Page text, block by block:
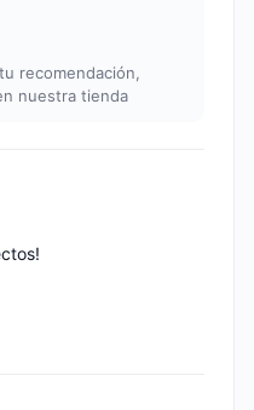
recomendación,
nuestra tienda